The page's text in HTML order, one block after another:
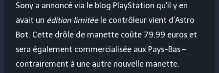
Sony a annoncé via le blog PlayStation qu'il y en
avait un édition limitéele contrôleur vient d’Astro
Bot. Cette drôle de manette coûte 79,99 euros et
sera également commercialisée aux Pays-Bas –
contrairement à une autre nouvelle manette.